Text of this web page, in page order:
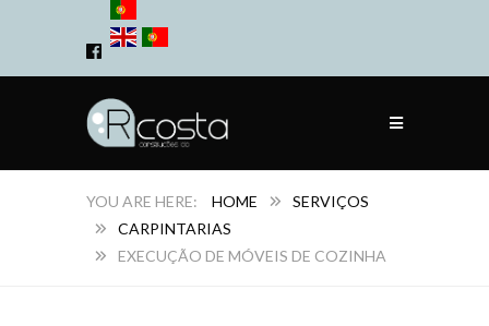
HOME
SERVIÇOS
CARPINTARIAS
EXECUÇÃO DE MÓVEIS DE COZINHA